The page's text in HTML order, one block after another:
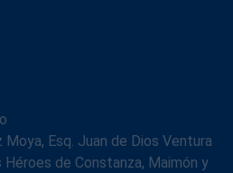
Moya, Esq. Juan de Dios Ventura
de Constanza, Maimón y